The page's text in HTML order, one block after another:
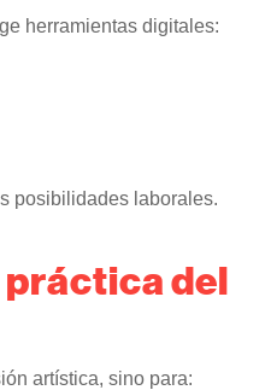
herramientas digitales:
posibilidades laborales.
del
artística, sino para: